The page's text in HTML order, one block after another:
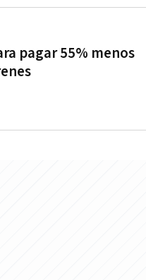
pagar 55% menos